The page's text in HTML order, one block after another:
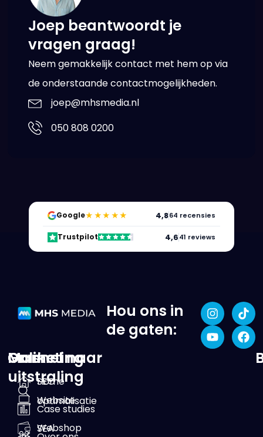
Joep beantwoordt je
vragen graag!
Neem gemakkelijk contact met hem op via
de onderstaande contactmogelijkheden.
joep@mhsmedia.nl
050 808 0200
Google★★★★★ 4,864 recensies
Trustpilot 4,641 reviews
Hou ons in
de gaten:
Online
uitstraling
Website
Webshop
Marketing
SEO
optimalisatie
SEA
Ga snel naar
Home
Case studies